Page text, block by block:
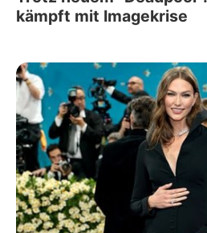
kämpft mit Imagekrise